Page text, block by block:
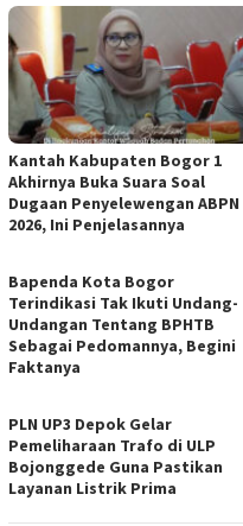
Kantah Kabupaten Bogor 1
Akhirnya Buka Suara Soal
Dugaan Penyelewengan ABPN
2026, Ini Penjelasannya
Bapenda Kota Bogor
Terindikasi Tak Ikuti Undang-
Undangan Tentang BPHTB
Sebagai Pedomannya, Begini
Faktanya
PLN UP3 Depok Gelar
Pemeliharaan Trafo di ULP
Bojonggede Guna Pastikan
Layanan Listrik Prima